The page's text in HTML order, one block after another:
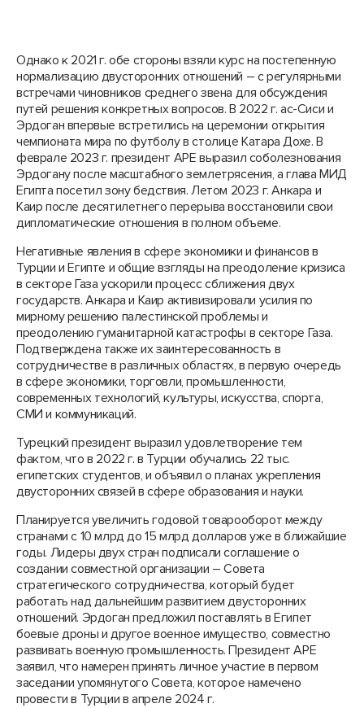
Однако к 2021 г. обе стороны взяли курс на постепенную
нормализацию двусторонних отношений – с регулярными
встречами чиновников среднего звена для обсуждения
путей решения конкретных вопросов. В 2022 г. ас-Сиси и
Эрдоган впервые встретились на церемонии открытия
чемпионата мира по футболу в столице Катара Дохе. В
феврале 2023 г. президент АРЕ выразил соболезнования
Эрдогану после масштабного землетрясения, а глава МИД
Египта посетил зону бедствия. Летом 2023 г. Анкара и
Каир после десятилетнего перерыва восстановили свои
дипломатические отношения в полном объеме.
Негативные явления в сфере экономики и финансов в
Турции и Египте и общие взгляды на преодоление кризиса
в секторе Газа ускорили процесс сближения двух
государств. Анкара и Каир активизировали усилия по
мирному решению палестинской проблемы и
преодолению гуманитарной катастрофы в секторе Газа.
Подтверждена также их заинтересованность в
сотрудничестве в различных областях, в первую очередь
в сфере экономики, торговли, промышленности,
современных технологий, культуры, искусства, спорта,
СМИ и коммуникаций.
Турецкий президент выразил удовлетворение тем
фактом, что в 2022 г. в Турции обучались 22 тыс.
египетских студентов, и объявил о планах укрепления
двусторонних связей в сфере образования и науки.
Планируется увеличить годовой товарооборот между
странами с 10 млрд до 15 млрд долларов уже в ближайшие
годы. Лидеры двух стран подписали соглашение о
создании совместной организации – Совета
стратегического сотрудничества, который будет
работать над дальнейшим развитием двусторонних
отношений. Эрдоган предложил поставлять в Египет
боевые дроны и другое военное имущество, совместно
развивать военную промышленность. Президент АРЕ
заявил, что намерен принять личное участие в первом
заседании упомянутого Совета, которое намечено
провести в Турции в апреле 2024 г.